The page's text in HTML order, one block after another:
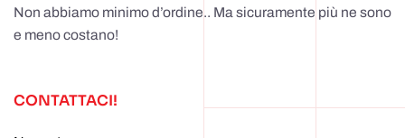
Non abbiamo minimo d’ordine.. Ma sicuramente più ne sono
e meno costano!
CONTATTACI!